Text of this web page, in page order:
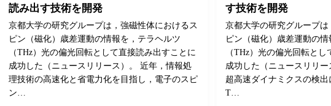
読み出す技術を開発
京都大学の研究グループは，強磁性体におけるス
ピン（磁化）歳差運動の情報を，テラヘルツ
（THz）光の偏光回転として直接読み出すことに
成功した（ニュースリリース）。 近年，情報処
理技術の高速化と省電力化を目指し，電子のスピ
ン…
す技術を開発
京都大学の研究グループ
ピン（磁化）歳差運動の
（THz）光の偏光回転と
成功した（ニュースリリ
超高速ダイナミクスの検
T…